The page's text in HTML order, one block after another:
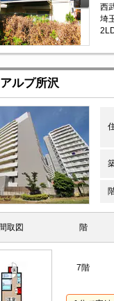
西
埼
アルプ所沢
間取図 階
7階